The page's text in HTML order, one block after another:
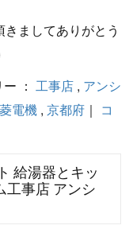
ましてありがとう
： 工事店 , アンシ
電機 , 京都府 ｜ コ
給湯器とキッ
工事店 アンシ